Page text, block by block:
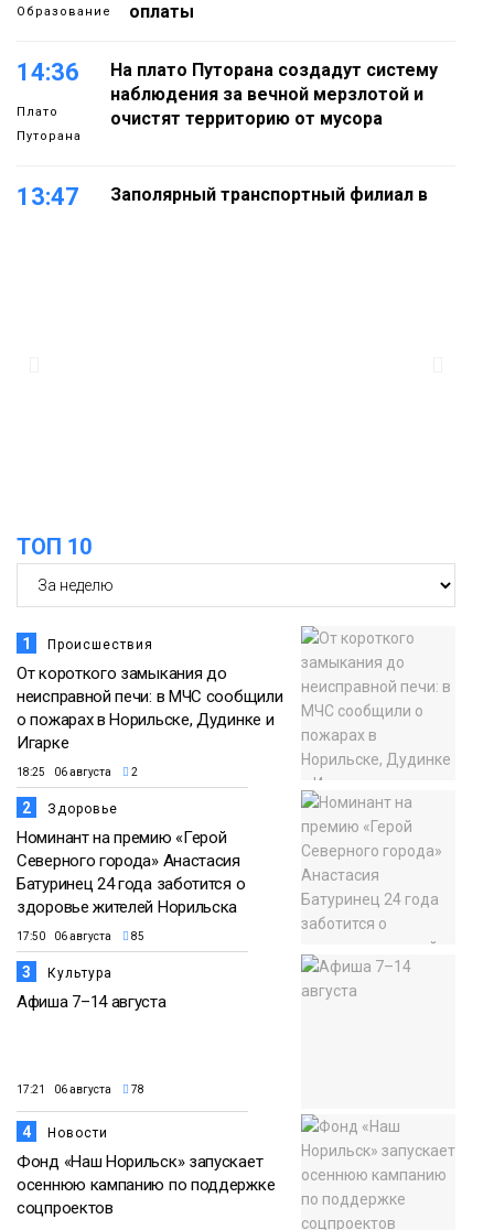
Образование
оплаты
14:36
Плато
Путорана
На плато Путорана создадут систему
наблюдения за вечной мерзлотой и
очистят территорию от мусора
13:47
Заполярный транспортный филиал в
ТОП 10
1 Происшествия
От короткого замыкания до
неисправной печи: в МЧС сообщили
о пожарах в Норильске, Дудинке и
Игарке
18:25 06 августа 2
2 Здоровье
Номинант на премию «Герой
Северного города» Анастасия
Батуринец 24 года заботится о
здоровье жителей Норильска
17:50 06 августа 85
3 Культура
Афиша 7–14 августа
17:21 06 августа 78
4 Новости
Фонд «Наш Норильск» запускает
осеннюю кампанию по поддержке
соцпроектов